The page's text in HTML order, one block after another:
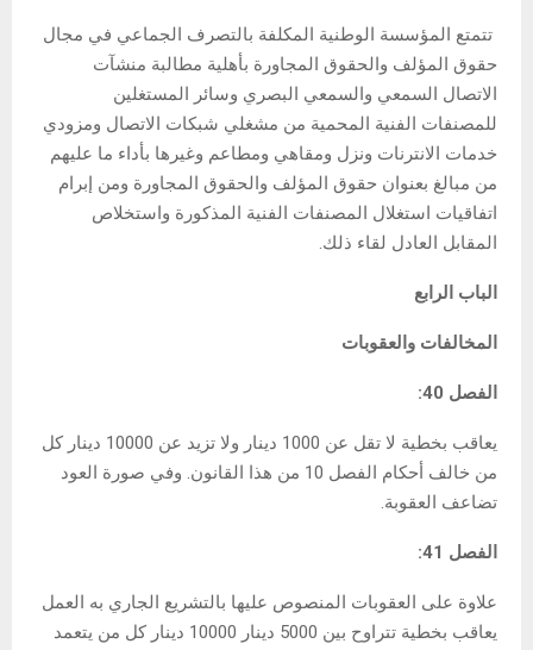
تتمتع المؤسسة الوطنية المكلفة بالتصرف الجماعي في مجال
حقوق المؤلف والحقوق المجاورة بأهلية مطالبة منشآت
الاتصال السمعي والسمعي البصري وسائر المستغلين
للمصنفات الفنية المحمية من مشغلي شبكات الاتصال ومزودي
خدمات الانترنات ونزل ومقاهي ومطاعم وغيرها بأداء ما عليهم
من مبالغ بعنوان حقوق المؤلف والحقوق المجاورة ومن إبرام
اتفاقيات استغلال المصنفات الفنية المذكورة واستخلاص
المقابل العادل لقاء ذلك.
الباب الرابع
المخالفات والعقوبات
الفصل 40:
يعاقب بخطية لا تقل عن 1000 دينار ولا تزيد عن 10000 دينار كل
من خالف أحكام الفصل 10 من هذا القانون. وفي صورة العود
تضاعف العقوبة.
الفصل 41:
علاوة على العقوبات المنصوص عليها بالتشريع الجاري به العمل
يعاقب بخطية تتراوح بين 5000 دينار 10000 دينار كل من يتعمد